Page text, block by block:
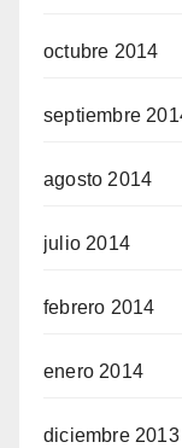
octubre 2014
septiembre
agosto 2014
julio 2014
febrero 2014
enero 2014
diciembre 2013